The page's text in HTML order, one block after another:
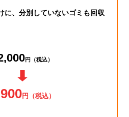
に、分別していないゴミも回収
円 （税込）
円 （税込）